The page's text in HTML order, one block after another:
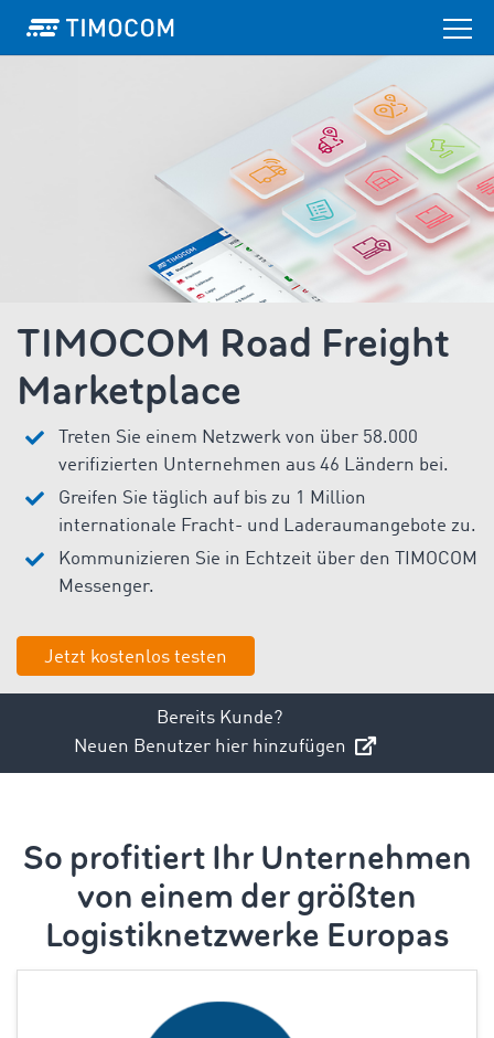
TIMOCOM Road Freight
Marketplace
Treten Sie einem Netzwerk von über 58.000
verifizierten Unternehmen aus 46 Ländern bei.
Greifen Sie täglich auf bis zu 1 Million
internationale Fracht- und Laderaumangebote zu.
Kommunizieren Sie in Echtzeit über den TIMOCOM
Messenger.
Jetzt kostenlos testen
Bereits Kunde?
Neuen Benutzer hier hinzufügen
So profitiert Ihr Unternehmen
von einem der größten
Logistiknetzwerke Europas